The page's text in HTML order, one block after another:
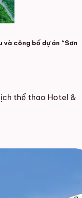
và công bố dự án “Sơn
thể thao Hotel &